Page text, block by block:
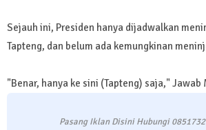
Sejauh ini, Presiden hanya dijadwalkan
Tapteng, dan belum ada kemungkinan
"Benar, hanya ke sini (Tapteng) saja," Jawab
Pasang Iklan Disini Hubungi